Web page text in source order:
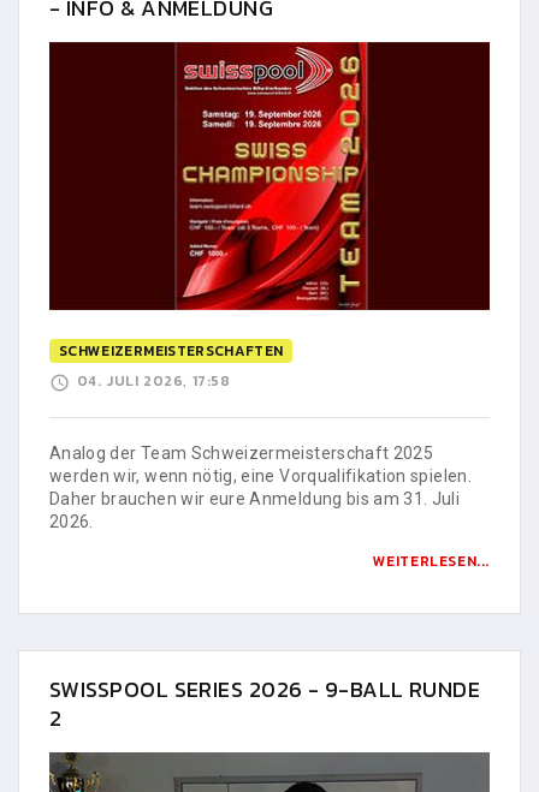
- INFO & ANMELDUNG
SCHWEIZERMEISTERSCHAFTEN
04. JULI 2026, 17:58
Analog der Team Schweizermeisterschaft 2025
werden wir, wenn nötig, eine Vorqualifikation spielen.
Daher brauchen wir eure Anmeldung bis am 31. Juli
2026.
WEITERLESEN...
SWISSPOOL SERIES 2026 - 9-BALL RUNDE
2